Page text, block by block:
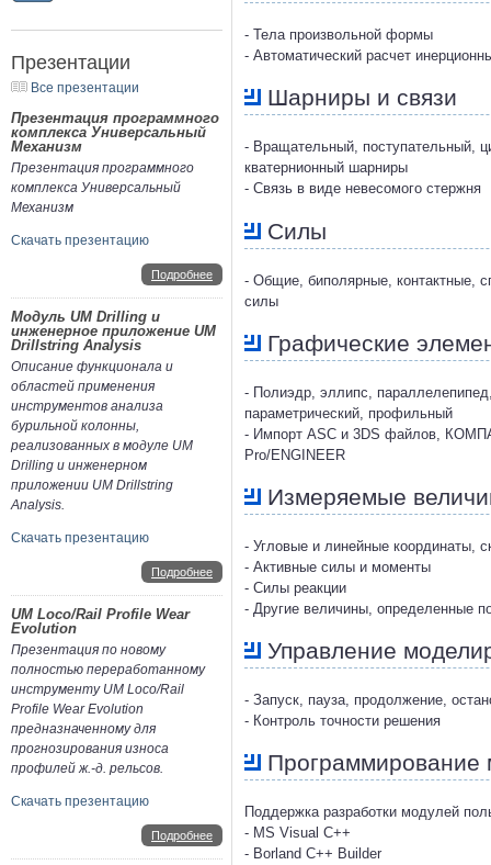
Презентации
Все презентации
Презентация программного
комплекса Универсальный
Механизм
Презентация программного
комплекса Универсальный
Механизм
Скачать презентацию
Подробнее
Модуль UM Drilling и
инженерное приложение UM
Drillstring Analysis
Описание функционала и
областей применения
инструментов анализа
бурильной колонны,
реализованных в модуле UM
Drilling и инженерном
приложении UM Drillstring
Analysis.
Скачать презентацию
Подробнее
UM Loco/Rail Profile Wear
Evolution
Презентация по новому
полностью переработанному
инструменту UM Loco/Rail
Profile Wear Evolution
предназначенному для
прогнозирования износа
профилей ж.-д. рельсов.
Скачать презентацию
Подробнее
- Тела произвольной формы
- Автоматический расчет
Шарниры и связи
- Вращательный, поступательный,
кватернионный шарниры
- Связь в виде невесомого стержня
Силы
- Общие, биполярные, контактные,
силы
Графические
- Полиэдр, эллипс,
параметрический, профильный
- Импорт ASC и 3DS файлов,
Pro/ENGINEER
Измеряемые
- Угловые и линейные координаты,
- Активные силы и моменты
- Силы реакции
- Другие величины, определенные
Управление
- Запуск, пауза, продолжение,
- Контроль точности решения
Программирование
Поддержка разработки модулей
- MS Visual C++
- Borland C++ Builder